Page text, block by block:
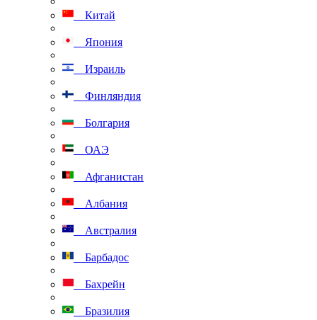
Китай
Япония
Израиль
Финляндия
Болгария
ОАЭ
Афганистан
Албания
Австралия
Барбадос
Бахрейн
Бразилия